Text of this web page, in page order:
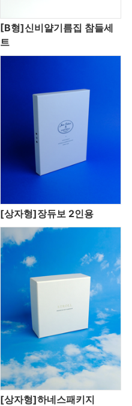
[B형]신비얄기름집 참들세
트
[상자형]장듀보 2인용
[상자형]하네스패키지